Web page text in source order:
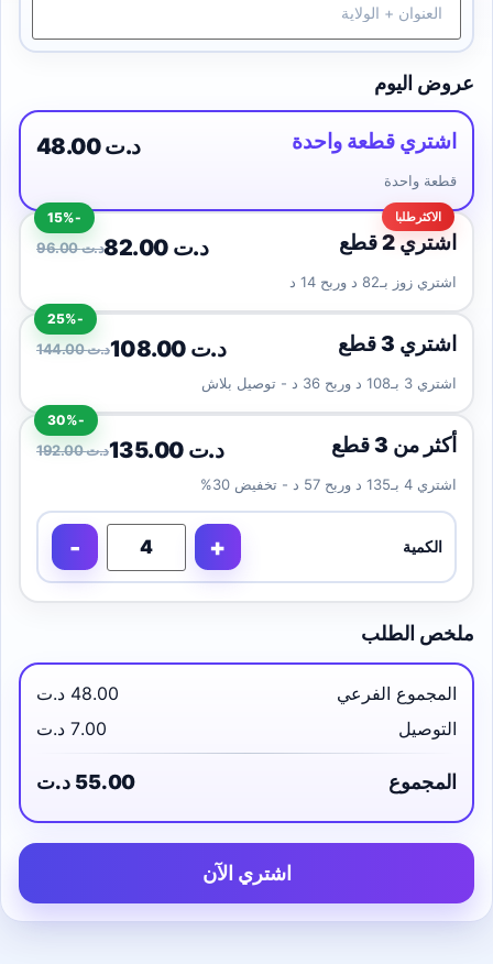
عروض اليوم
48.00 د.ت اشتري قطعة واحدة
قطعة واحدة
96.00 د.ت 82.00 د.ت اشتري 2 قطع
اشتري زوز بـ82 د وربح 14 د
-15%
144.00 د.ت 108.00 د.ت اشتري 3 قطع
اشتري 3 بـ108 د وربح 36 د - توصيل بلاش
-25%
192.00 د.ت 135.00 د.ت أكثر من 3 قطع
اشتري 4 بـ135 د وربح 57 د - تخفيض 30%
الكمية - +
-30%
ملخص الطلب
المجموع الفرعي
48.00 د.ت
التوصيل
7.00 د.ت
المجموع 55.00 د.ت
اشتري الآن